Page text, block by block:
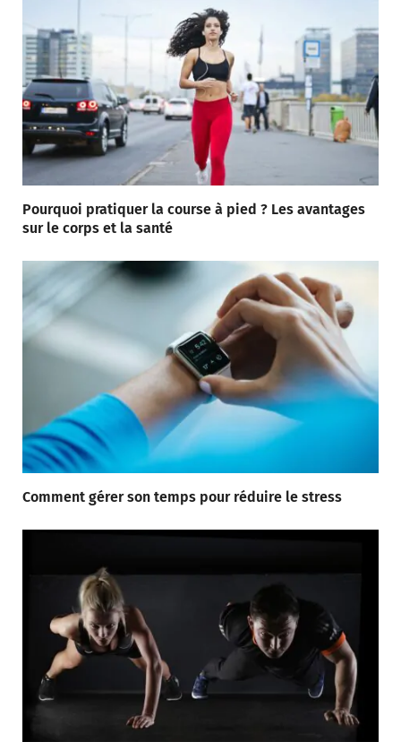
Pourquoi pratiquer la course à pied ? Les avantages
sur le corps et la santé
Comment gérer son temps pour réduire le stress